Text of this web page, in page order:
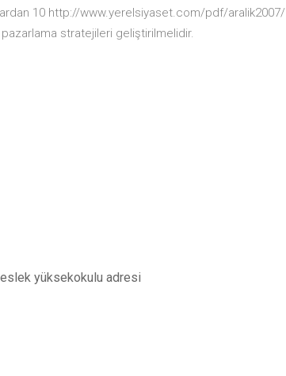
10 http://www.yerelsiyaset.com/pdf/
stratejileri geliştirilmelidir.
yüksekokulu adresi